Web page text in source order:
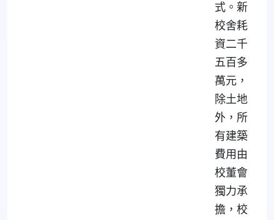
式。新
校舍耗
資二千
五百多
萬元，
除土地
外，所
有建築
費用由
校董會
獨力承
擔，校